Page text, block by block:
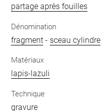
partage après fouilles
Dénomination
fragment - sceau cylindre
Matériaux
lapis-lazuli
Technique
gravure